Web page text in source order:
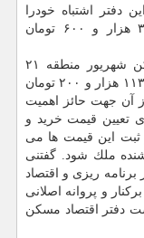
دفتر اشتباه خودرا
اصلاح و رقم مذكور را به ۱۰ میلیون ۳۷۵ هزار و ۶۰۰ تومان
پیشتر نیز این شاخص (متوسط قیمت مسكن شهریور منطقه ۲۱
تهران) در گزارش بانك مركزی، ۱۰ میلیون و ۱۱۳ هزار و ۲۰۰ تومان
آن جهت حائز اهمیت
تعیین قیمت خرید و
ثبت این قیمت ها می
ملك شود. گفتنی
ریزی و اقتصاد
و پروانه اصلانی
دفتر اقتصاد مسكن